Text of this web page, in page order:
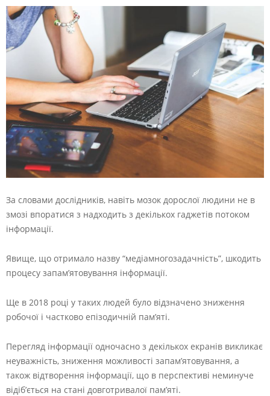
За словами дослідників, навіть мозок дорослої людини не в
змозі впоратися з надходить з декількох гаджетів потоком
інформації.
Явище, що отримало назву “медіамногозадачність”, шкодить
процесу запам’ятовування інформації.
Ще в 2018 році у таких людей було відзначено зниження
робочої і частково епізодичній пам’яті.
Перегляд інформації одночасно з декількох екранів викликає
неуважність, зниження можливості запам’ятовування, а
також відтворення інформації, що в перспективі неминуче
відіб’ється на стані довготривалої пам’яті.